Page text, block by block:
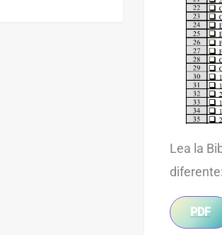
Lea la
PDF